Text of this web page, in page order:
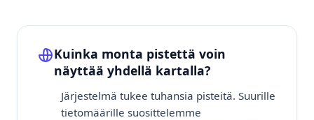
Kuinka monta pistettä voin
näyttää yhdellä kartalla?
Järjestelmä tukee tuhansia pisteitä. Suurille
tietomäärille suosittelemme